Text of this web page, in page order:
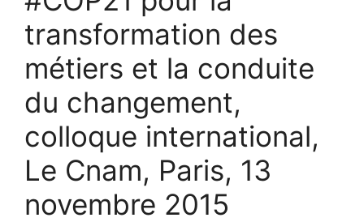
transformation des
métiers et la conduite
du changement,
colloque international,
Le Cnam, Paris, 13
novembre 2015